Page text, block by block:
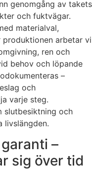
genomgång av takets
och fuktvägar.
materialval,
arbetar vi
ren och
behov och löpande
–
och
varje steg.
slutbesiktning och
livslängden.
–
sig över tid